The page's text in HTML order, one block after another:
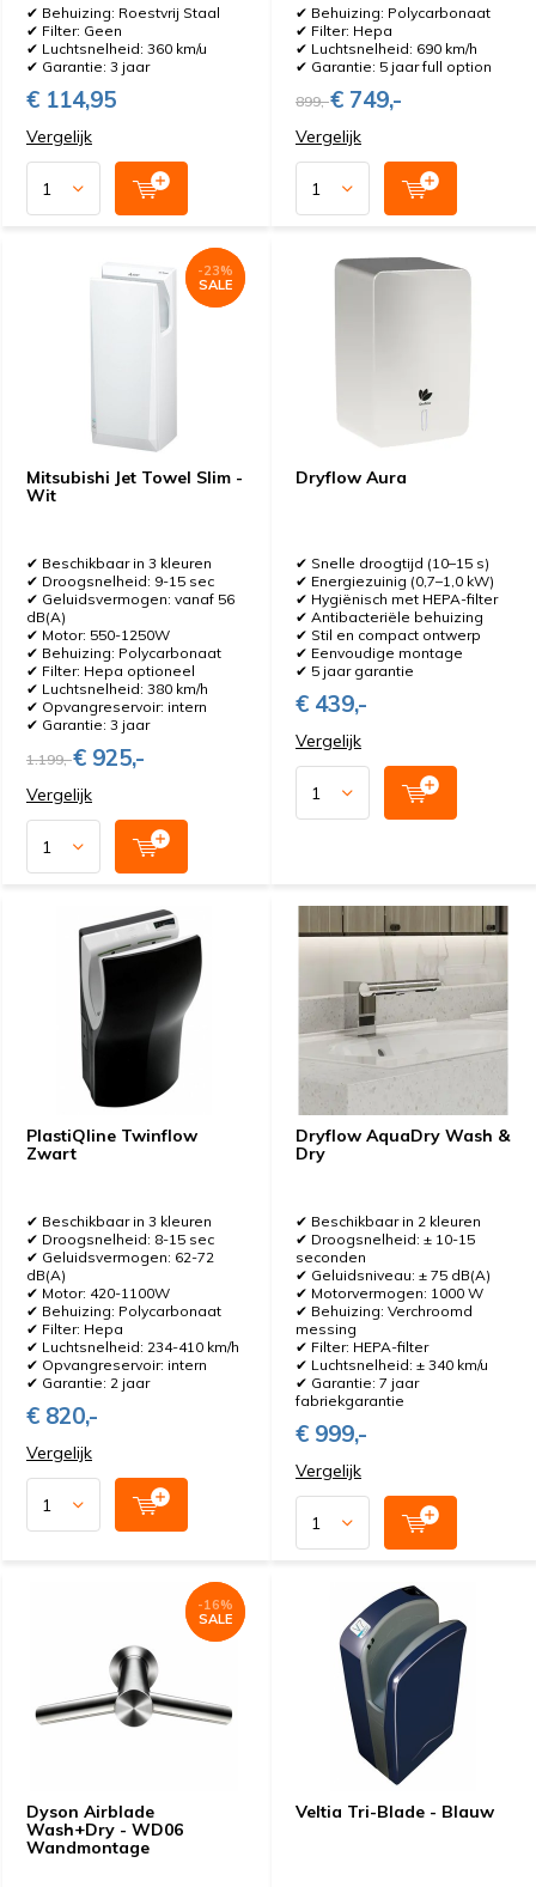
✔ Behuizing: Roestvrij Staal
✔ Filter: Geen
✔ Luchtsnelheid: 360 km/u
✔ Garantie: 3 jaar
€ 114,95
Vergelijk
✔ Behuizing: Polycarbonaat
✔ Filter: Hepa
✔ Luchtsnelheid: 690 km/h
✔ Garantie: 5 jaar full option
899,-€ 749,-
Vergelijk
Mitsubishi Jet Towel Slim -
Wit
✔ Beschikbaar in 3 kleuren
✔ Droogsnelheid: 9-15 sec
✔ Geluidsvermogen: vanaf 56
dB(A)
✔ Motor: 550-1250W
✔ Behuizing: Polycarbonaat
✔ Filter: Hepa optioneel
✔ Luchtsnelheid: 380 km/h
✔ Opvangreservoir: intern
✔ Garantie: 3 jaar
1.199,-€ 925,-
-23%
SALE
Vergelijk
-23%
SALE
Dryflow Aura
✔ Snelle droogtijd (10–15 s)
✔ Energiezuinig (0,7–1,0 kW)
✔ Hygiënisch met HEPA-filter
✔ Antibacteriële behuizing
✔ Stil en compact ontwerp
✔ Eenvoudige montage
✔ 5 jaar garantie
€ 439,-
Vergelijk
PlastiQline Twinflow
Zwart
✔ Beschikbaar in 3 kleuren
✔ Droogsnelheid: 8-15 sec
✔ Geluidsvermogen: 62-72
dB(A)
✔ Motor: 420-1100W
✔ Behuizing: Polycarbonaat
✔ Filter: Hepa
✔ Luchtsnelheid: 234-410 km/h
✔ Opvangreservoir: intern
✔ Garantie: 2 jaar
€ 820,-
Vergelijk
Dryflow AquaDry Wash &
Dry
✔ Beschikbaar in 2 kleuren
✔ Droogsnelheid: ± 10-15
seconden
✔ Geluidsniveau: ± 75 dB(A)
✔ Motorvermogen: 1000 W
✔ Behuizing: Verchroomd
messing
✔ Filter: HEPA-filter
✔ Luchtsnelheid: ± 340 km/u
✔ Garantie: 7 jaar
fabriekgarantie
€ 999,-
Vergelijk
Dyson Airblade
Wash+Dry - WD06
Wandmontage
-16%
SALE
-16%
SALE
Veltia Tri-Blade - Blauw